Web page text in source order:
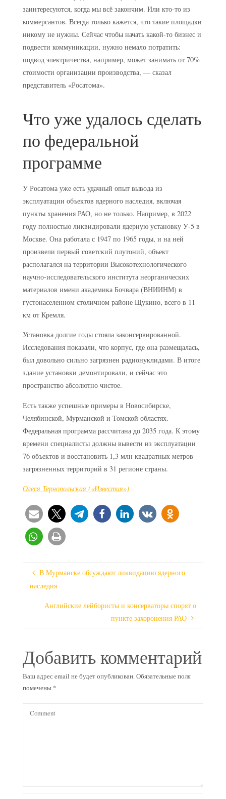
заинтересуются, когда мы всё закончим. Или кто-то из
коммерсантов. Всегда только кажется, что такие площадки
никому не нужны. Сейчас чтобы начать какой-то бизнес и
подвести коммуникации, нужно немало потратить:
подвод электричества, например, может занимать от 70%
стоимости организации производства, — сказал
представитель «Росатома».
Что уже удалось сделать
по федеральной
программе
У Росатома уже есть удачный опыт вывода из
эксплуатации объектов ядерного наследия, включая
пункты хранения РАО, но не только. Например, в 2022
году полностью ликвидировали ядерную установку У-5 в
Москве. Она работала с 1947 по 1965 годы, и на ней
произвели первый советский плутоний, объект
располагался на территории Высокотехнологического
научно-исследовательского института неорганических
материалов имени академика Бочвара (ВНИИНМ) в
густонаселенном столичном районе Щукино, всего в 11
км от Кремля.
Установка долгие годы стояла законсервированной.
Исследования показали, что корпус, где она размещалась,
был довольно сильно загрязнен радионуклидами. В итоге
здание установки демонтировали, и сейчас это
пространство абсолютно чистое.
Есть также успешные примеры в Новосибирске,
Челябинской, Мурманской и Томской областях.
Федеральная программа рассчитана до 2035 года. К этому
времени специалисты должны вывести из эксплуатации
76 объектов и восстановить 1,3 млн квадратных метров
загрязненных территорий в 31 регионе страны.
Олеся Тернопольская («Известия»)
В Мурманске обсуждают ликвидацию ядерного
наследия
Английские лейбористы и консерваторы спорят о
пункте захоронения РАО
Добавить комментарий
Ваш адрес email не будет опубликован.Обязательные поля
помечены *